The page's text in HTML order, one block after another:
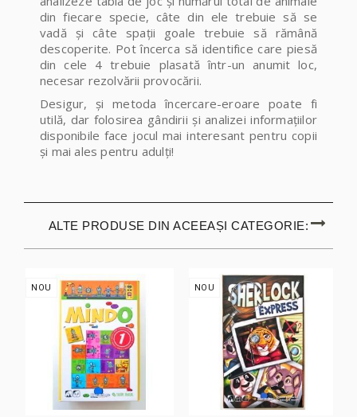
din fiecare specie, câte din ele trebuie să se
vadă și câte spații goale trebuie să rămână
descoperite. Pot încerca să identifice care piesă
din cele 4 trebuie plasată într-un anumit loc,
necesar rezolvării provocării.
Desigur, și metoda încercare-eroare poate fi
utilă, dar folosirea gândirii și analizei informațiilor
disponibile face jocul mai interesant pentru copii
și mai ales pentru adulți!
ALTE PRODUSE DIN ACEEAȘI CATEGORIE:
NOU NOU